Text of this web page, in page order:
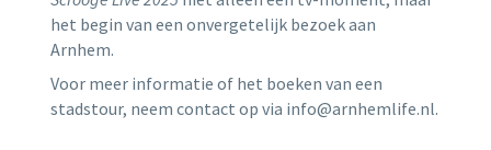
het begin van een onvergetelijk bezoek aan
Arnhem.
Voor meer informatie of het boeken van een
stadstour, neem contact op via info@arnhemlife.nl.